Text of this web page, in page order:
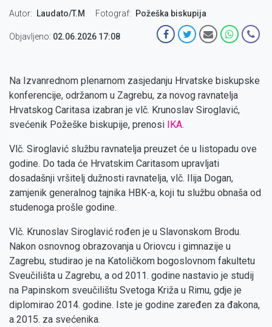
Autor Laudato/T.M Fotograf Požeška biskupija
Objavljeno: 02.06.2026 17:08
Na Izvanrednom plenarnom zasjedanju Hrvatske biskupske
konferencije, održanom u Zagrebu, za novog ravnatelja
Hrvatskog Caritasa izabran je vlč. Krunoslav Siroglavić,
svećenik Požeške biskupije, prenosi
IKA.
Vlč. Siroglavić službu ravnatelja preuzet će u listopadu ove
godine. Do tada će Hrvatskim Caritasom upravljati
dosadašnji vršitelj dužnosti ravnatelja, vlč. Ilija Dogan,
zamjenik generalnog tajnika HBK-a, koji tu službu obnaša od
studenoga prošle godine.
Vlč. Krunoslav Siroglavić rođen je u Slavonskom Brodu.
Nakon osnovnog obrazovanja u Oriovcu i gimnazije u
Zagrebu, studirao je na Katoličkom bogoslovnom fakultetu
Sveučilišta u Zagrebu, a od 2011. godine nastavio je studij
na Papinskom sveučilištu Svetoga Križa u Rimu, gdje je
diplomirao 2014. godine. Iste je godine zaređen za đakona,
a 2015. za svećenika.